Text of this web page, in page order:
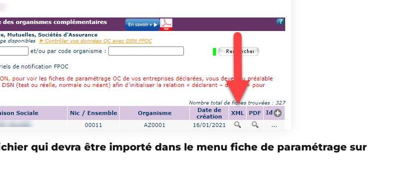
qui devra être importé dans le menu fiche de paramétrage sur